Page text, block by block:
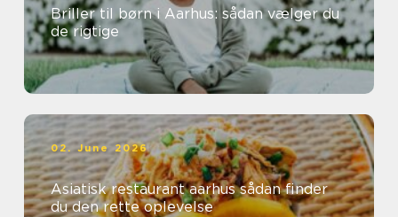
Briller til børn i Aarhus: sådan vælger du
de rigtige
02. June 2026
Asiatisk restaurant aarhus sådan finder
du den rette oplevelse